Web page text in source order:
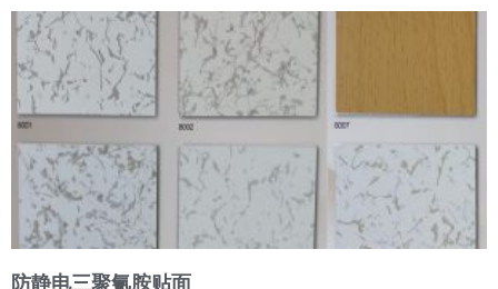
防静电三聚氰胺贴面